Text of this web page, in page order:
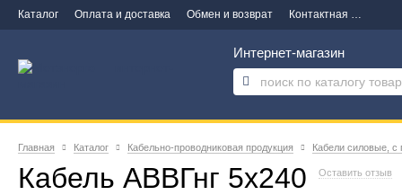
Каталог Оплата и доставка Обмен и возврат Контактная информация
Интернет-магазин
Главная Каталог Кабельно-проводниковая продукция Кабели силовые, с
Кабель АВВГнг 5х240 Оставить отзыв